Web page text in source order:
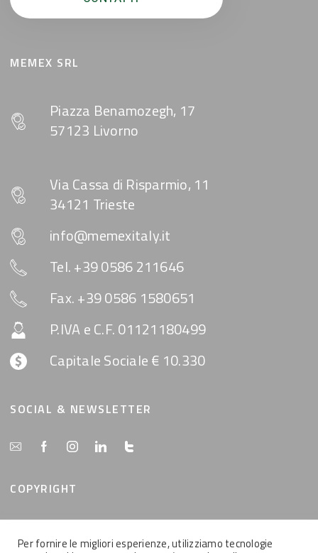
MEMEX SRL
Piazza Benamozegh, 17
57123 Livorno
Via Cassa di Risparmio, 11
34121 Trieste
info@memexitaly.it
Tel. +39 0586 211646
Fax. +39 0586 1580651
P.IVA e C.F. 01121180499
Capitale Sociale € 10.330
SOCIAL & NEWSLETTER
COPYRIGHT
Tutti i contenuti del presente sito sono di proprietà
della MemEx srl, tutti i diritti riservati.
Per fornire le migliori esperienze, utilizziamo tecnologie